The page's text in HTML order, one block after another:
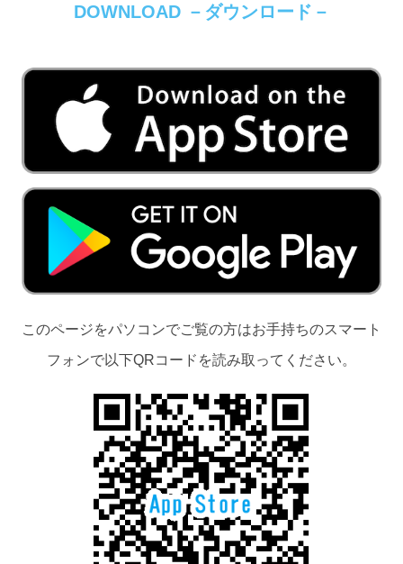
DOWNLOAD －ダウンロード－
このページをパソコンでご覧の方はお手持ちのスマート
フォンで以下QRコードを読み取ってください。